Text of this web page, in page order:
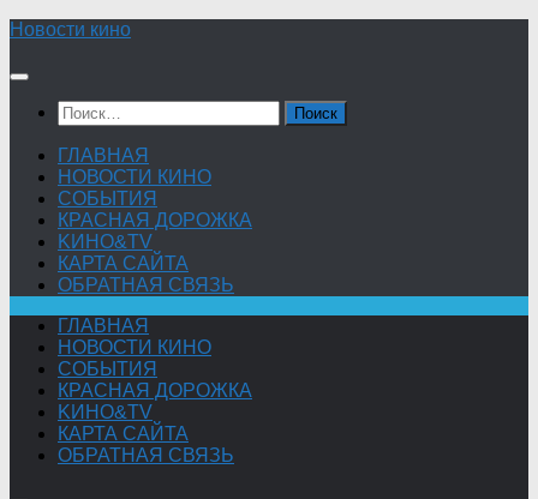
Skip
content
Новости кино
Найти:
ГЛАВНАЯ
НОВОСТИ КИНО
СОБЫТИЯ
КРАСНАЯ ДОРОЖКА
KИНО&TV
КАРТА САЙТА
ОБРАТНАЯ СВЯЗЬ
ГЛАВНАЯ
НОВОСТИ КИНО
СОБЫТИЯ
КРАСНАЯ ДОРОЖКА
KИНО&TV
КАРТА САЙТА
ОБРАТНАЯ СВЯЗЬ